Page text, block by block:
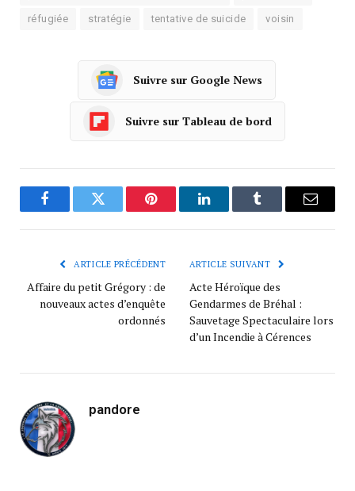
réfugiée stratégie tentative de suicide voisin
Suivre sur Google News
Suivre sur Tableau de bord
FacebookTwitter Pinterest LinkedInTumblr
ARTICLE PRÉCÉDENT
Affaire du petit Grégory : de
nouveaux actes d’enquête
ordonnés
ARTICLE SUIVANT
Acte Héroïque des
Gendarmes de Bréhal :
Sauvetage Spectaculaire lors
d’un Incendie à Cérences
pandore